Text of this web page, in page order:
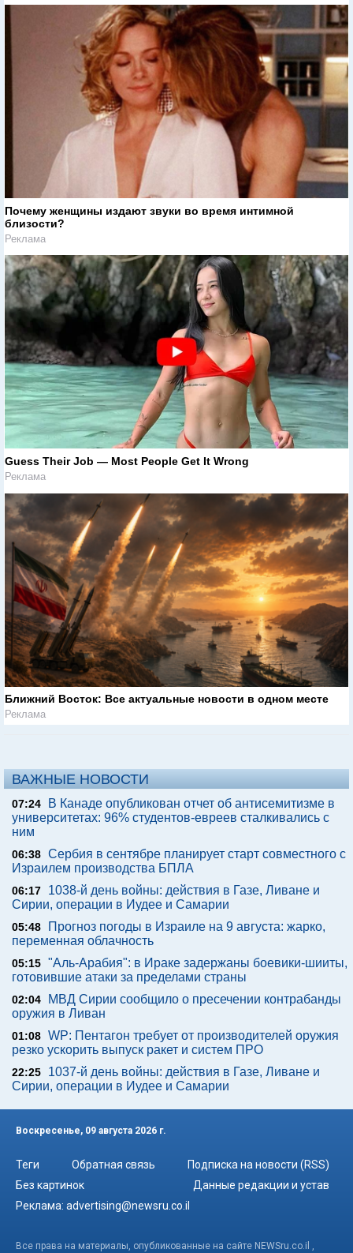
Почему женщины издают звуки во время интимной
близости?
Реклама
Guess Their Job — Most People Get It Wrong
Реклама
Ближний Восток: Все актуальные новости в одном месте
Реклама
ВАЖНЫЕ НОВОСТИ
07:24
В Канаде опубликован отчет об антисемитизме в
университетах: 96% студентов-евреев сталкивались с
ним
06:38 Сербия в сентябре планирует старт совместного с
Израилем производства БПЛА
06:17
1038-й день войны: действия в Газе, Ливане и
Сирии, операции в Иудее и Самарии
05:48
Прогноз погоды в Израиле на 9 августа: жарко,
переменная облачность
05:15 "Аль-Арабия": в Ираке задержаны боевики-шииты,
готовившие атаки за пределами страны
02:04
МВД Сирии сообщило о пресечении контрабанды
оружия в Ливан
01:08 WP: Пентагон требует от производителей оружия
резко ускорить выпуск ракет и систем ПРО
22:25
1037-й день войны: действия в Газе, Ливане и
Сирии, операции в Иудее и Самарии
Воскресенье, 09 августа 2026 г.
Теги Обратная связь
Подписка на новости (RSS)
Без картинок
Данные редакции и устав
Реклама: advertising@newsru.co.il
Все права на материалы, опубликованные на сайте NEWSru.co.il ,